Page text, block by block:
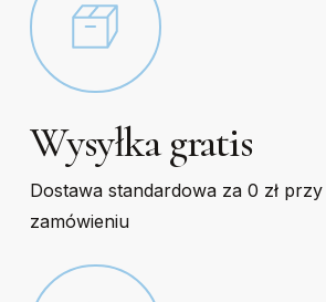
Wysyłka gratis
Dostawa standardowa za 0 zł
zamówieniu